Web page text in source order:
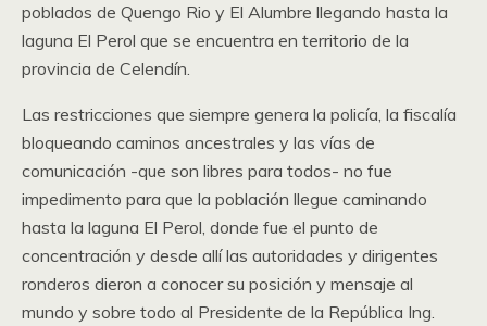
poblados de Quengo Rio y El Alumbre llegando hasta la
laguna El Perol que se encuentra en territorio de la
provincia de Celendín.
Las restricciones que siempre genera la policía, la fiscalía
bloqueando caminos ancestrales y las vías de
comunicación -que son libres para todos- no fue
impedimento para que la población llegue caminando
hasta la laguna El Perol, donde fue el punto de
concentración y desde allí las autoridades y dirigentes
ronderos dieron a conocer su posición y mensaje al
mundo y sobre todo al Presidente de la República Ing.